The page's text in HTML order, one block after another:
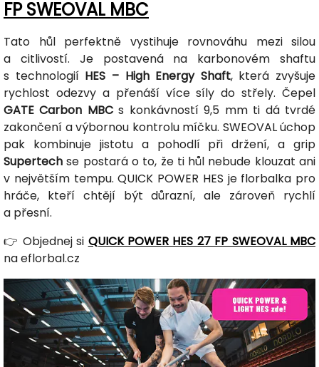
FP SWEOVAL MBC
Tato hůl perfektně vystihuje rovnováhu mezi silou
a citlivostí. Je postavená na karbonovém shaftu
s technologií HES – High Energy Shaft, která zvyšuje
rychlost odezvy a přenáší více síly do střely. Čepel
GATE Carbon MBCs konkávností 9,5 mm ti dá tvrdé
zakončení a výbornou kontrolu míčku. SWEOVAL úchop
pak kombinuje jistotu a pohodlí při držení, a grip
Supertech se postará o to, že ti hůl nebude klouzat ani
v největším tempu. QUICK POWER HES je florbalka pro
hráče, kteří chtějí být důrazní, ale zároveň rychlí
a přesní.
👉 Objednej si QUICK POWER HES 27 FP SWEOVAL MBC
na eflorbal.cz